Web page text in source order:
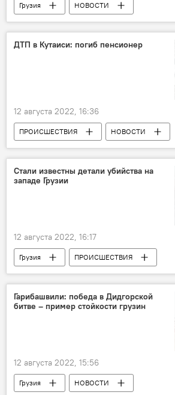
Грузия
НОВОСТИ
ПРОИСШЕСТВИЯ
Преступность в
ДТП в Кутаиси: погиб пенсионер
12 августа 2022, 16:36
ПРОИСШЕСТВИЯ
НОВОСТИ
Грузия
Стали известны детали убийства на
западе Грузии
12 августа 2022, 16:17
Грузия
ПРОИСШЕСТВИЯ
НОВОСТИ
Озургети
Гарибашвили: победа в Дидгорской
битве – пример стойкости грузин
12 августа 2022, 15:56
Грузия
НОВОСТИ